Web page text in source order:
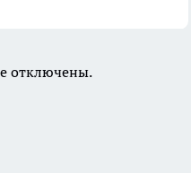
отключены.